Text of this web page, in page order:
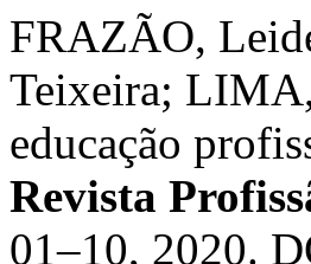
FRAZÃO,
Teixeira;
educação
Revista
01–10, 2020.